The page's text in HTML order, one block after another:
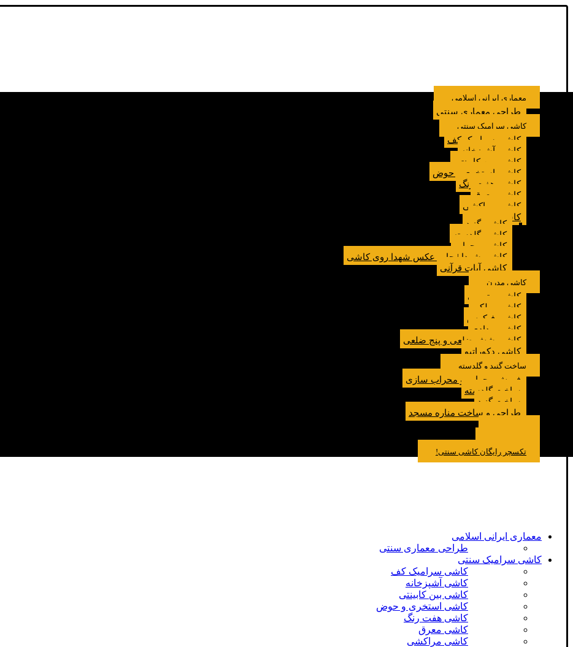
معماری ایرانی اسلامی
طراحی معماری سنتی
کاشی سرامیک سنتی
کاشی سرامیک کف
کاشی آشپزخانه
کاشی بین کابینتی
کاشی استخری و حوض
کاشی هفت رنگ
کاشی معرق
کاشی مراکشی
کاشی مسجد
کاشی گنبد
کاشی گلدسته
کاشی محراب
کاشی شهدا | چاپ عکس شهدا روی کاشی
کاشی آیات قرآنی
کاشی مدرن
کاشی مترویی
کاشی پولکی
کاشی فیکوس
کاشی مدادی
کاشی شش ضلعی و پنج ضلعی
کاشی دکوراتیو
ساخت گنبد و گلدسته
فروش محراب و محراب سازی
ساخت گلدسته
ساخت گنبد
طراحی و ساخت مناره مسجد
تکسچر رایگان کاشی سنتی!
معماری ایرانی اسلامی
طراحی معماری سنتی
کاشی سرامیک سنتی
کاشی سرامیک کف
کاشی آشپزخانه
کاشی بین کابینتی
کاشی استخری و حوض
کاشی هفت رنگ
کاشی معرق
کاشی مراکشی